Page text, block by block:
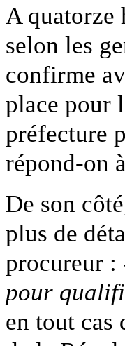
A quatorze
selon les
confirme
place pour
préfecture
répond-on
De son
plus de
procureur :
pour
en tout cas